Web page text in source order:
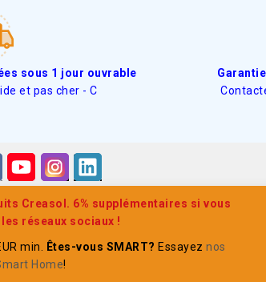
sous 1 jour ouvrable
et pas cher - C
Creasol. 6% supplémentaires si vous
réseaux sociaux !
min. Êtes-vous SMART? Essayeznos
Home!